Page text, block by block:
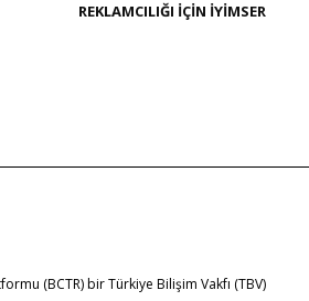
REKLAMCILIĞI IÇIN IYIMSER
(BCTR) birTürkiye Bilişim Vakfı (TBV)